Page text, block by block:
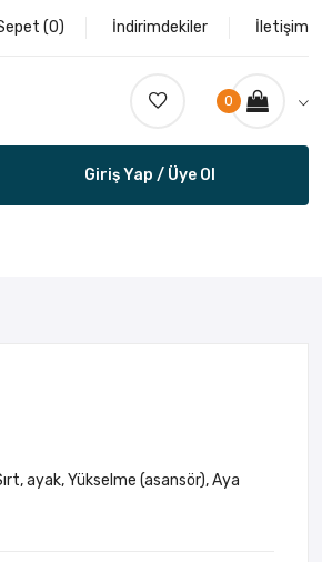
(0) İndirimdekiler İletişim
0
Giriş Yap / Üye Ol
ayak, Yükselme (asansör), Aya